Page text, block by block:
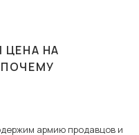
ЦЕНА НА
армию продавцов и